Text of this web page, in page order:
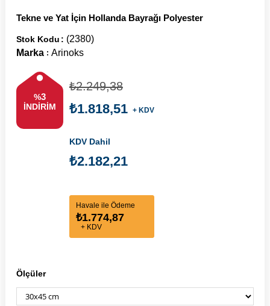
Tekne ve Yat İçin Hollanda Bayrağı Polyester
(2380)
Stok Kodu
Marka : Arinoks
%3
İNDIRIM
₺2.249,38
₺1.818,51 + KDV
KDV Dahil
₺2.182,21
Havale ile Ödeme
₺1.774,87
+ KDV
Ölçüler